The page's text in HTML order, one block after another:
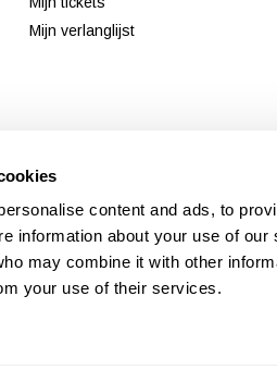
content and ads, to
information about your use of
may combine it with other
your use of their services.
Mijn verlanglijst